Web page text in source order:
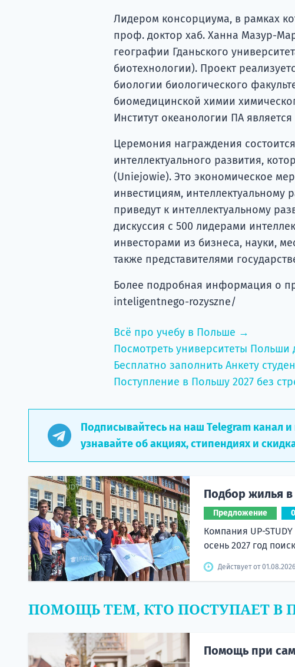
Лидером консорциума, в рамках
проф. доктор хаб. Ханна Мазур-
географии Гданьского
биотехнологии). Проект
биологии биологического
биомедицинской химии
Институт океанологии ПА
Церемония награждения
интеллектуального развития,
(Uniejowie). Это экономическое
инвестициям,
приведут к интеллектуальному
дискуссия с 500 лидерами
инвесторами из бизнеса, науки,
также представителями
Более подробная информация о
inteligentnego-rozyszne/
Всё про учебу в Польше →
Посмотреть университеты
Бесплатно заполнить Анкету
Поступление в Польшу 2027 без
Подписывайтесь на наш Telegram канал
узнавайте об акциях, стипендиях и
Подбор жилья
Предложение
Компания UP-
осень 2027 год
Действует от
ПОМОЩЬ ТЕМ, КТО ПОСТУПАЕТ В
Помощь при